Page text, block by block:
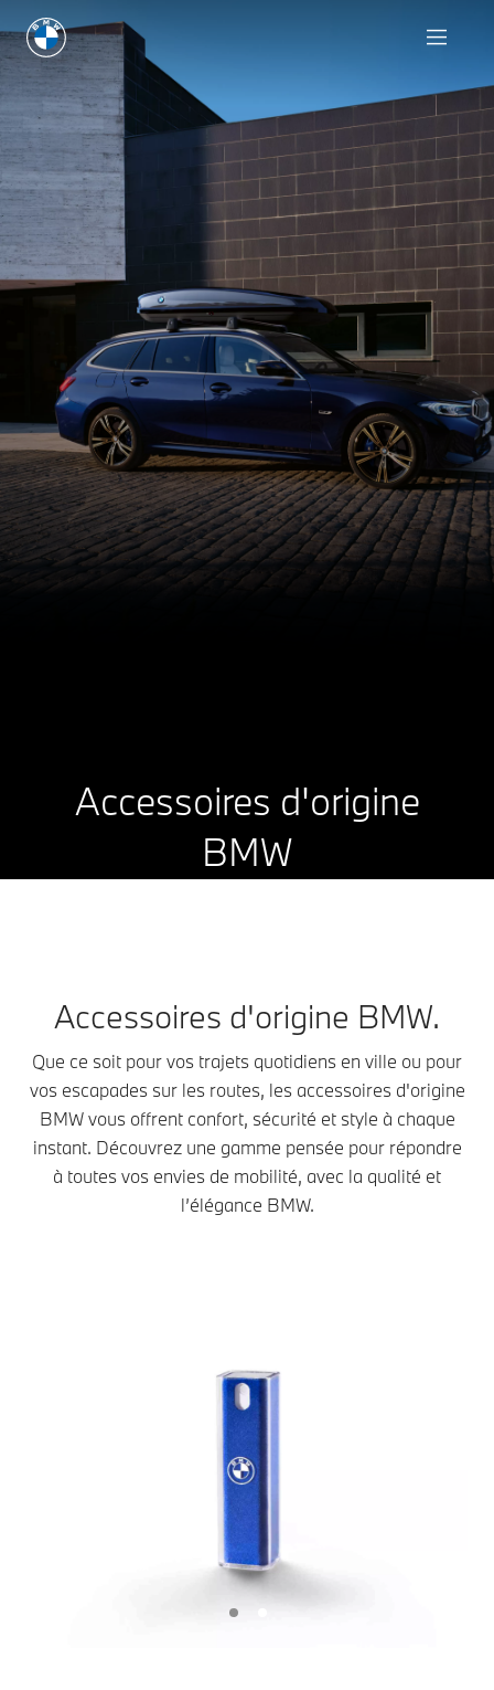
Accessoires d'origine
BMW
Accessoires d'origine BMW.
Que ce soit pour vos trajets quotidiens en ville ou pour
vos escapades sur les routes, les accessoires d'origine
BMW vous offrent confort, sécurité et style à chaque
instant. Découvrez une gamme pensée pour répondre
à toutes vos envies de mobilité, avec la qualité et
l’élégance BMW.